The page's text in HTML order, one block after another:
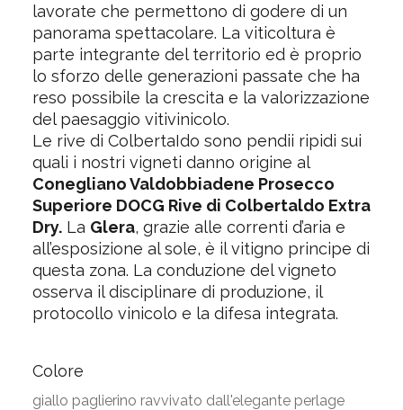
lavorate che permettono di godere di un
panorama spettacolare. La viticoltura è
parte integrante del territorio ed è proprio
lo sforzo delle generazioni passate che ha
reso possibile la crescita e la valorizzazione
del paesaggio vitivinicolo.
Le rive di ColbertaIdo sono pendii ripidi sui
quali i nostri vigneti danno origine al
Conegliano Valdobbiadene Prosecco
Superiore DOCG Rive di Colbertaldo Extra
Dry.La Glera, grazie alle correnti d’aria e
all’esposizione al sole, è il vitigno principe di
questa zona. La conduzione del vigneto
osserva il disciplinare di produzione, il
protocollo vinicolo e la difesa integrata.
Colore
giallo paglierino ravvivato dall'elegante perlage